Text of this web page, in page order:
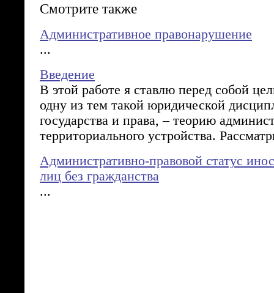
Смотрите также
Административное правонарушение
...
Введение
В этой работе я ставлю перед собой
одну из тем такой юридической
государства и права, – теорию
территориального устройства.
Административно-правовой статус
лиц без гражданства
...